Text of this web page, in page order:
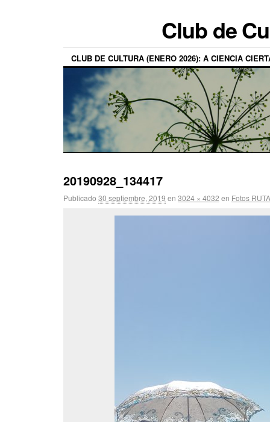
Club de
CLUB DE CULTURA (ENERO 2026): A CIENCIA
20190928_134417
Publicado 30 septiembre, 2019 en 3024 × 4032 en Fotos